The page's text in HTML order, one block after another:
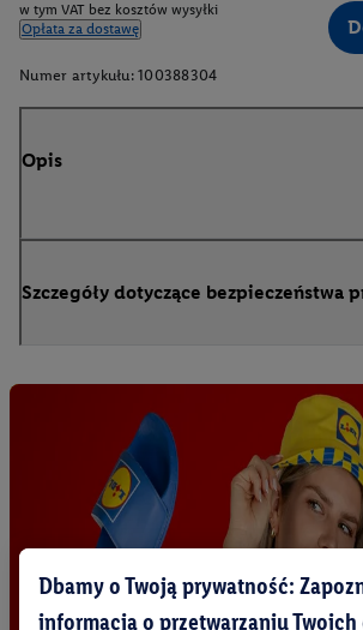
w tym VAT bez kosztów wysyłki
Opłata za dostawę
Numer artykułu: 100388304
Opis
Szczegóły dotyczące bezpieczeństwa
Dbamy o Twoją prywatność:
informacją o przetwarzaniu Twoich